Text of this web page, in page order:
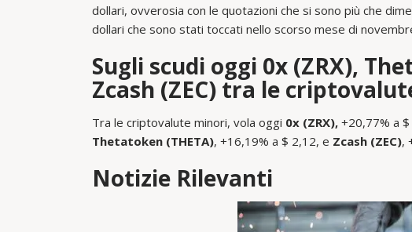
dollari, ovverosia con le quotazioni che si sono più che
dollari che sono stati toccati nello scorso mese di
Sugli scudi oggi 0x (ZRX),
Zcash (ZEC) tra le
Tra le criptovalute minori, vola oggi 0x (ZRX), +20,77% a
Thetatoken (THETA), +16,19% a $ 2,12, e Zcash (ZEC),
Notizie Rilevanti